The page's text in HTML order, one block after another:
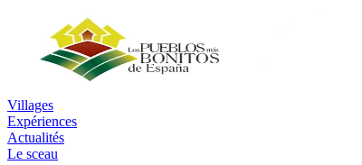
Villages
Expériences
Actualités
Le sceau